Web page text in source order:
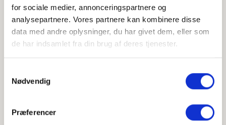
for sociale medier, annonceringspartnere og
analysepartnere. Vores partnere kan kombinere disse
data med andre oplysninger, du har givet dem, eller som
de har indsamlet fra din brug af deres tjenester.
Nødvendig
Præferencer
Indsigter der driver bedre
kommunikation
Værdien af den digitale assistent rækker langt ud over
blot at besvare spørgsmål. Ved løbende at analysere
får SOSU Nord et unikt og datadrevet perspektiv på
Disse værdifulde indsigter bliver brugt aktivt til at
optimere indholdet på hjemmesiden, hvilket sikrer, at